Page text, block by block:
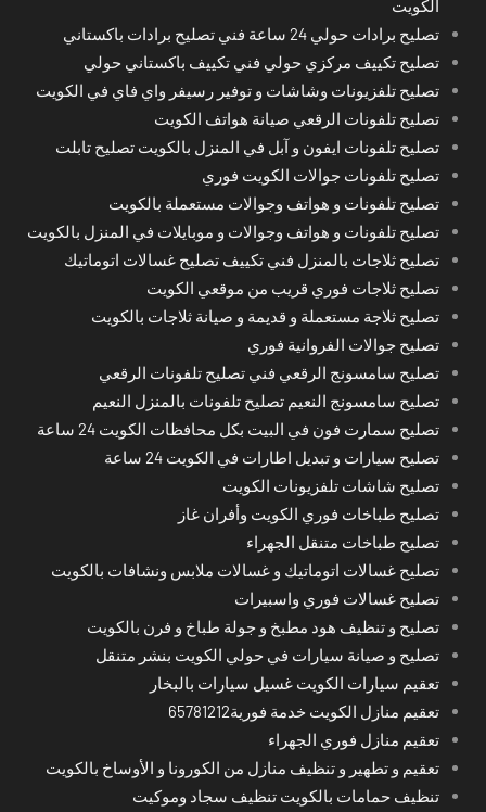
الكويت
تصليح برادات حولي 24 ساعة فني تصليح برادات باكستاني
تصليح تكييف مركزي حولي فني تكييف باكستاني حولي
تصليح تلفزيونات وشاشات و توفير رسيفر واي فاي في الكويت
تصليح تلفونات الرقعي صيانة هواتف الكويت
تصليح تلفونات ايفون و آبل في المنزل بالكويت تصليح تابلت
تصليح تلفونات جوالات الكويت فوري
تصليح تلفونات و هواتف وجوالات مستعملة بالكويت
تصليح تلفونات و هواتف وجوالات و موبايلات في المنزل بالكويت
تصليح ثلاجات بالمنزل فني تكييف تصليح غسالات اتوماتيك
تصليح ثلاجات فوري قريب من موقعي الكويت
تصليح ثلاجة مستعملة و قديمة و صيانة ثلاجات بالكويت
تصليح جوالات الفروانية فوري
تصليح سامسونج الرقعي فني تصليح تلفونات الرقعي
تصليح سامسونج النعيم تصليح تلفونات بالمنزل النعيم
تصليح سمارت فون في البيت بكل محافظات الكويت 24 ساعة
تصليح سيارات و تبديل اطارات في الكويت 24 ساعة
تصليح شاشات تلفزيونات الكويت
تصليح طباخات فوري الكويت وأفران غاز
تصليح طباخات متنقل الجهراء
تصليح غسالات اتوماتيك و غسالات ملابس ونشافات بالكويت
تصليح غسالات فوري واسبيرات
تصليح و تنظيف هود مطبخ و جولة طباخ و فرن بالكويت
تصليح و صيانة سيارات في حولي الكويت بنشر متنقل
تعقيم سيارات الكويت غسيل سيارات بالبخار
تعقيم منازل الكويت خدمة فورية65781212
تعقيم منازل فوري الجهراء
تعقيم و تطهير و تنظيف منازل من الكورونا و الأوساخ بالكويت
تنظيف حمامات بالكويت تنظيف سجاد وموكيت